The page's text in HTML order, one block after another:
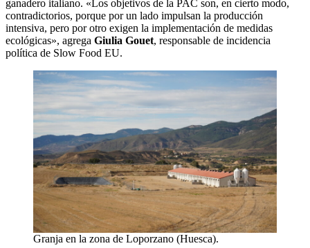
ganadero italiano. «Los objetivos de la PAC son, en cierto modo,
contradictorios, porque por un lado impulsan la producción
intensiva, pero por otro exigen la implementación de medidas
ecológicas», agrega Giulia Gouet, responsable de incidencia
política de Slow Food EU.
Granja en la zona de Loporzano (Huesca).